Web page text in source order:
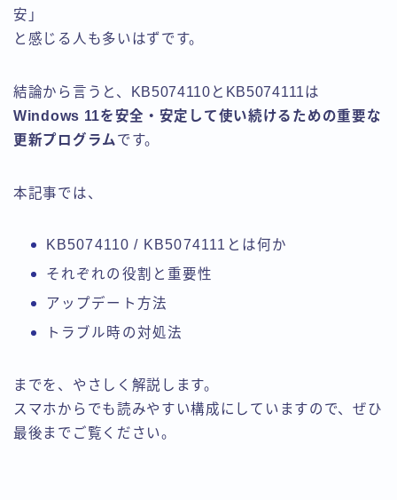
安」
と感じる人も多いはずです。
結論から言うと、KB5074110とKB5074111は
Windows 11を安全・安定して使い続けるための重要な
更新プログラムです。
本記事では、
KB5074110 / KB5074111とは何か
それぞれの役割と重要性
アップデート方法
トラブル時の対処法
までを、やさしく解説します。
スマホからでも読みやすい構成にしていますので、ぜひ
最後までご覧ください。